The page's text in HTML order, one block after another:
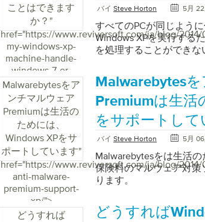
ことはできます
か？ "
href="https://www.reviversoft.com/ja/blog/2014/
my-windows-xp-
machine-handle-
windows-7-or-
windows-8/">
バイ Steve Horton 5月
すべてのPCが同じよう
Windows XPを実行する
を処理することができ
Malwarebytesをア
ンチマルウェア
Premiumは生活の
ためには、
Windows XPをサ
ポートしています"
href="https://www.reviversoft.com/ja/blog/
anti-malware-
premium-support-
xp/">
Malwarebytes
Premiumは生活
をサポートして
バイ Steve Horton 5月
Malwarebytesをは生活
保険料のマルウェア対
ります。
どうすれば
どうすれば